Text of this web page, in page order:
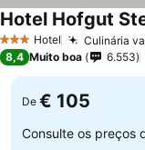
3 EstrelasHotel Culinária
Hotel Hofgut
8,4 Muito boa 6.553
De € 105
Consulte os preços